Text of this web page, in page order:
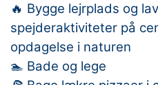
🔥 Bygge lejrplads og
spejderaktiviteter på
opdagelse i naturen
🏊 Bade og lege